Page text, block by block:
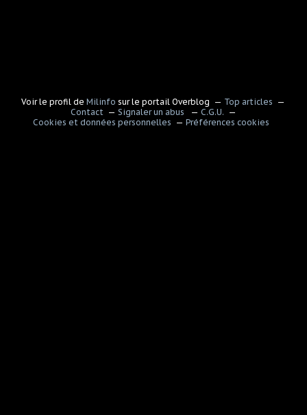
Voir le profil deMilinfo sur le portail Overblog
Top articles
Contact
Signaler un abus
C.G.U.
Cookies et données personnelles
Préférences cookies